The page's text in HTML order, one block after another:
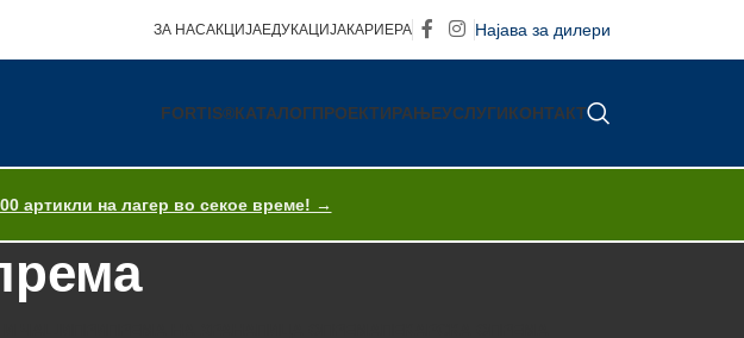
ЗА НАСАКЦИЈАЕДУКАЦИЈАКАРИЕРА Најава за дилери
FORTIS®КАТАЛОГПРОЕКТИРАЊЕУСЛУГИКОНТАКТ
артикли на лагер во секое време! →